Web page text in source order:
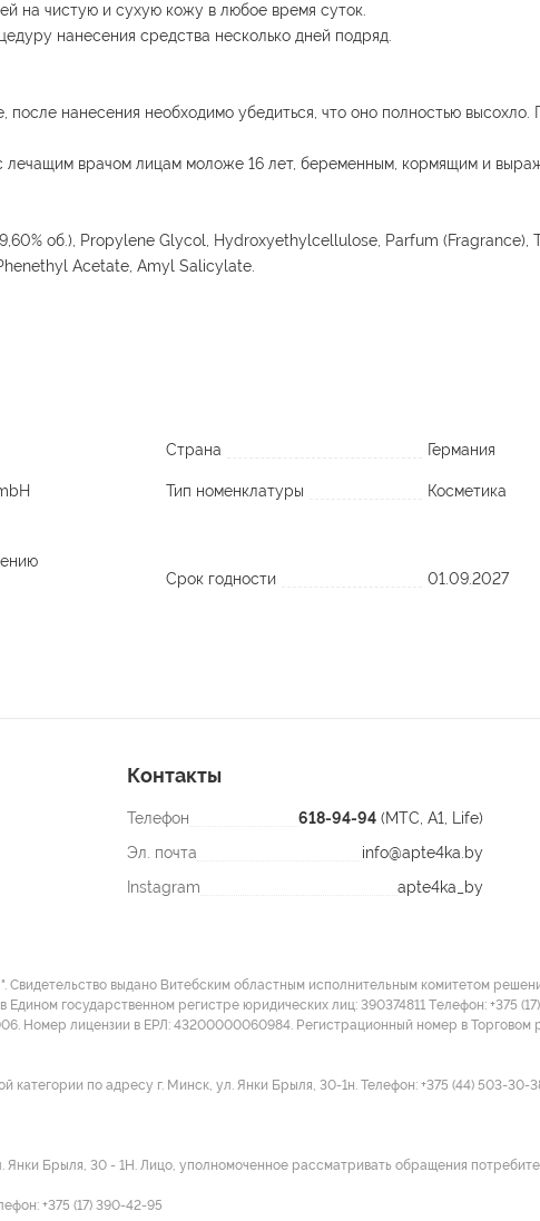
на чистую и сухую кожу в любое время суток.
нанесения средства несколько дней подряд.
нанесения необходимо убедиться, что оно полностью высохло.
лечащим врачом лицам моложе 16 лет, беременным, кормящим и
об.), Propylene Glycol, Hydroxyethylcellulose, Parfum (Fragrance),
Acetate, Amyl Salicylate.
Страна Германия
Тип номенклатуры Косметика
Срок годности 01.09.2027
Контакты
Телефон 618-94-94 (МТС, A1, Life)
Эл. почта
info@apte4ka.by
Instagram
apte4ka_by
Свидетельство выдано Витебским областным исполнительным комитетом
государственном регистре юридических лиц: 390374811 Tелефон: +375
Номер лицензии в ЕРЛ: 43200000060984. Регистрационный номер в Торговом
по адресу г. Минск, ул. Янки Брыля, 30-1н. Телефон: +375 (44) 503-30-
Янки Брыля, 30 - 1Н. Лицо, уполномоченное рассматривать обращения
+375 (17) 390-42-95